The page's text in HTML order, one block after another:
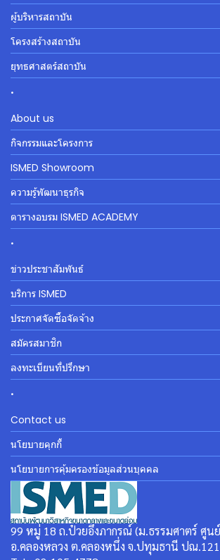
ผู้บริหารสถาบัน
โครงสร้างสถาบัน
ยุทธศาสตร์สถาบัน
.
About us
กิจกรรมและโครงการ
ISMED Showroom
ความรู้พัฒนาธุรกิจ
ตารางอบรม ISMED ACADEMY
.
ข่าวประชาสัมพันธ์
บริการ ISMED
ประกาศจัดซื้อจัดจ้าง
สมัครสมาชิก
ลงทะเบียนที่ปรึกษา
.
Contact us
นโยบายคุกกี้
นโยบายการคุ้มครองข้อมูลส่วนบุคคล
99 หมู่ 18 ถ.ป๋วยอึ๊งภากรณ์ (ม.ธรรมศาตร์ ศูน
อ.คลองหลวง ต.คลองหนึ่ง จ.ปทุมธานี ปณ